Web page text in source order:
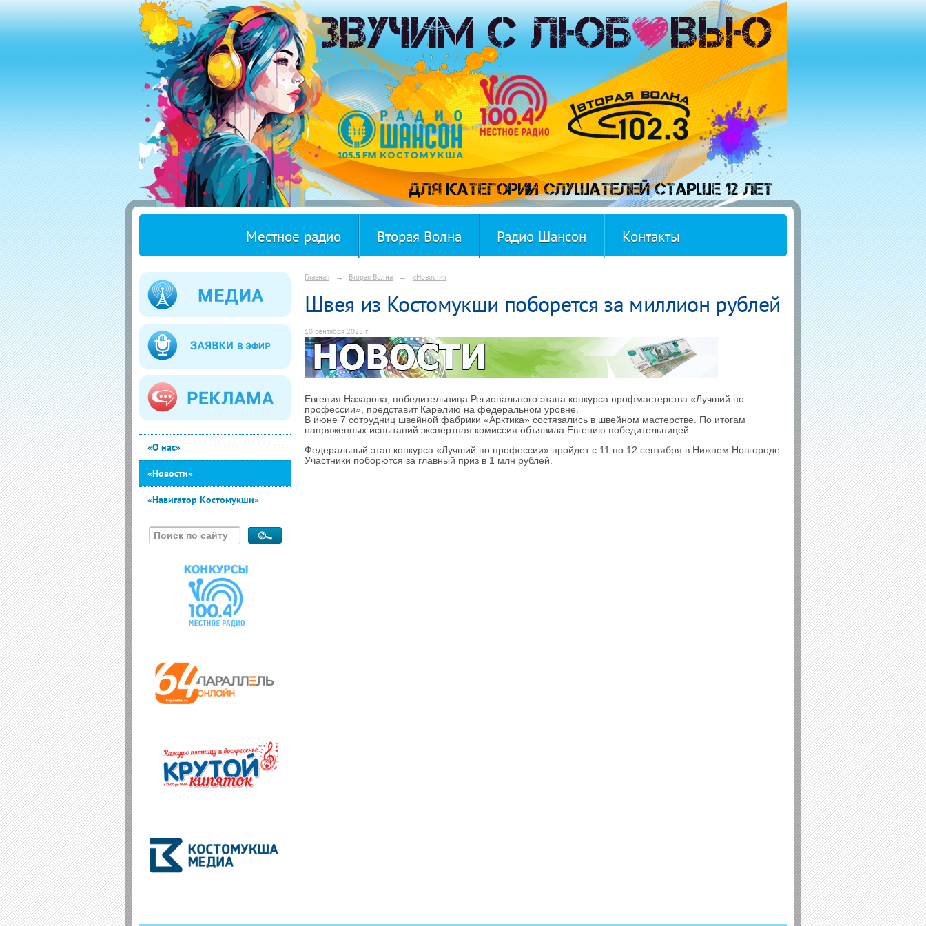
Местное радио Вторая Волна Радио Шансон Контакты
«О нас»
«Новости»
«Навигатор Костомукши»
Главная → Вторая Волна → «Новости»
Швея из Костомукши поборется за миллион рублей
10 сентября 2025 г.
Евгения Назарова, победительница Регионального этапа конкурса профмастерства «Лучший по
профессии», представит Карелию на федеральном уровне.
В июне 7 сотрудниц швейной фабрики «Арктика» состязались в швейном мастерстве. По итогам
напряженных испытаний экспертная комиссия объявила Евгению победительницей.
Федеральный этап конкурса «Лучший по профессии» пройдет с 11 по 12 сентября в Нижнем Новгороде.
Участники поборются за главный приз в 1 млн рублей.